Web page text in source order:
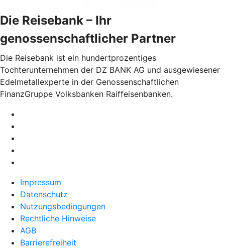
Die Reisebank – Ihr
genossenschaftlicher Partner
Die Reisebank ist ein hundertprozentiges
Tochterunternehmen der DZ BANK AG und ausgewiesener
Edelmetallexperte in der Genossenschaftlichen
FinanzGruppe Volksbanken Raiffeisenbanken.
Impressum
Datenschutz
Nutzungsbedingungen
Rechtliche Hinweise
AGB
Barrierefreiheit